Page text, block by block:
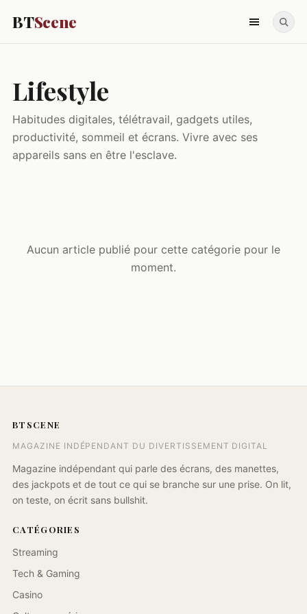
BTScene
Lifestyle
Habitudes digitales, télétravail, gadgets utiles,
productivité, sommeil et écrans. Vivre avec ses
appareils sans en être l'esclave.
Aucun article publié pour cette catégorie pour le
moment.
BTSCENE
MAGAZINE INDÉPENDANT DU DIVERTISSEMENT DIGITAL
Magazine indépendant qui parle des écrans, des manettes,
des jackpots et de tout ce qui se branche sur une prise. On lit,
on teste, on écrit sans bullshit.
CATÉGORIES
Streaming
Tech & Gaming
Casino